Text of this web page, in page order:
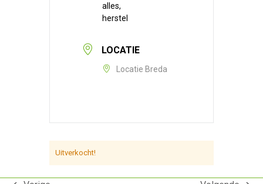
alles,
herstel
LOCATIE
Locatie Breda
Uitverkocht!